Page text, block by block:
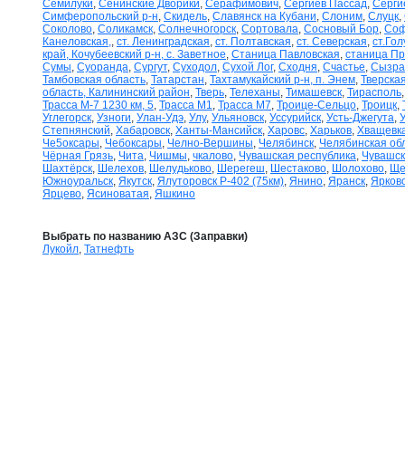
Семилуки, Сенинские Дворики, Серафимович, Сергиев Пассад,
Симферопольский р-н, Скидель, Славянск на Кубани, Слоним, Слуцк,
Соколово, Соликамск, Солнечногорск, Сортовала, Сосновый Бор,
Канеловская,, ст. Ленинградская, ст. Полтавская, ст. Северская,
край, Кочубеевский р-н, с. Заветное, Станица Павловская, станица
Сумы, Суоранда, Сургут, Суходол, Сухой Лог, Сходня, Счастье,
Тамбовская область, Татарстан, Тахтамукайский р-н, п. Энем,
область, Калининский район, Тверь, Телеханы, Тимашевск, Тирасполь
Трасса М-7 1230 км, 5, Трасса М1, Трасса М7, Троице-Сельцо, Троицк,
Углегорск, Узноги, Улан-Удэ, Улу, Ульяновск, Уссурийск, Усть-Джегута,
Степнянский, Хабаровск, Ханты-Мансийск, Харовс, Харьков,
Че5оксары, Чебоксары, Челно-Вершины, Челябинск, Челябинская
Чёрная Грязь, Чита, Чишмы, чкалово, Чувашская республика,
Шахтёрск, Шелехов, Шелудьково, Шерегеш, Шестаково, Шолохово,
Южноуральск, Якутск, Ялуторовск Р-402 (75км), Янино, Яранск,
Ярцево, Ясиноватая, Яшкино
Выбрать по названию АЗС (Заправки)
Лукойл, Татнефть